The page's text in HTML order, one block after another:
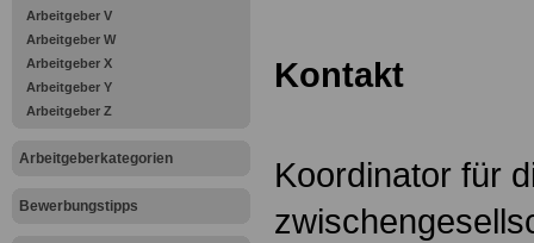
Arbeitgeber V
Arbeitgeber W
Arbeitgeber X
Arbeitgeber Y
Arbeitgeber Z
Arbeitgeberkategorien
Bewerbungstipps
Kontakt
Koordinator für